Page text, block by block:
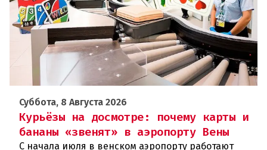
Суббота, 8 Августа 2026
Курьёзы на досмотре: почему карты и
бананы «звенят» в аэропорту Вены
С начала июля в венском аэропорту работают